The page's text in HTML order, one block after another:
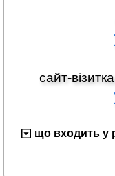
сайт-
що входить у